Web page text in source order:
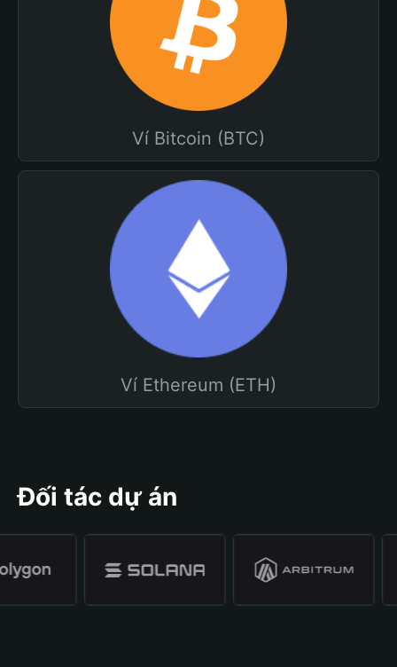
Ví Bitcoin (BTC)
Ví Ethereum (ETH)
Đối tác dự án